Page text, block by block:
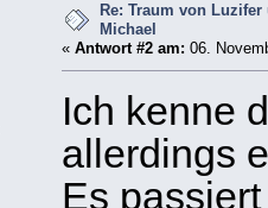
Re: Traum von
Michael
« Antwort #2 am: 06.
Ich kenne
allerdings
Es